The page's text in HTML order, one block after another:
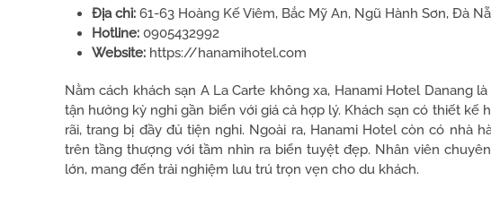
Địa chỉ: 61-63 Hoàng Kế Viêm, Bắc Mỹ An, Ngũ Hành Sơn, Đà
Hotline: 0905432992
Website: https://hanamihotel.com
Nằm cách khách sạn A La Carte không xa, Hanami Hotel Danang
tận hưởng kỳ nghỉ gần biển với giá cả hợp lý. Khách sạn có thiết kế
rãi, trang bị đầy đủ tiện nghi. Ngoài ra, Hanami Hotel còn có nhà
trên tầng thượng với tầm nhìn ra biển tuyệt đẹp. Nhân viên
lớn, mang đến trải nghiệm lưu trú trọn vẹn cho du khách.